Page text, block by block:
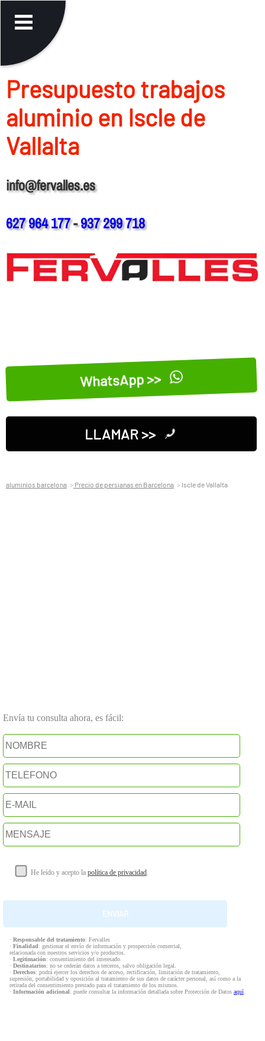
Presupuesto trabajos
aluminio en Iscle de
Vallalta
info@fervalles.es
627 964 177-937 299 718
WhatsApp >>
LLAMAR >>
aluminios barcelona Precio de persianas en Barcelona Iscle de Vallalta
Envía tu consulta ahora, es fácil:
He leído y acepto la política de privacidad.
· Responsable del tratamiento: Fervalles
· Finalidad: gestionar el envío de información y prospección comercial,
relacionada con nuestros servicios y/o productos.
· Legitimación: consentimiento del interesado.
· Destinatarios: no se cederán datos a terceros, salvo obligación legal.
· Derechos: podrá ejercer los derechos de acceso, rectificación, limitación de tratamiento,
supresión, portabilidad y oposición al tratamiento de sus datos de carácter personal, así como a la
retirada del consentimiento prestado para el tratamiento de los mismos.
· Información adicional: puede consultar la información detallada sobre Protección de Datos aquí.